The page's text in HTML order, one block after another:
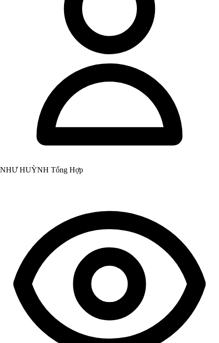
NHƯ HUỲNH Tổng Hợp